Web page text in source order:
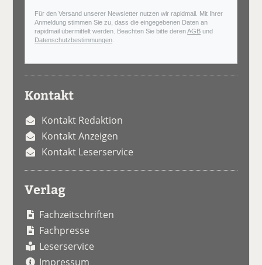
Für den Versand unserer Newsletter nutzen wir rapidmail. Mit Ihrer
Anmeldung stimmen Sie zu, dass die eingegebenen Daten an
rapidmail übermittelt werden. Beachten Sie bitte derenAGB und
Datenschutzbestimmungen
Kontakt
Kontakt Redaktion
Kontakt Anzeigen
Kontakt Leserservice
Verlag
Fachzeitschriften
Fachpresse
Leserservice
Impressum